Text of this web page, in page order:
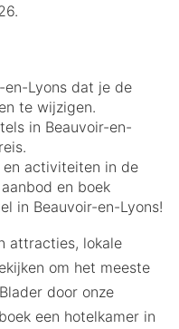
en-Lyons dat je de
te wijzigen.
in Beauvoir-en-
activiteiten in de
en boek
in Beauvoir-en-Lyons!
attracties, lokale
om het meeste
door onze
een hotelkamer in